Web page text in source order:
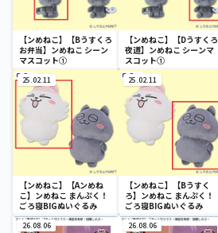
【ンめねこ】【Bうすくろ
お弁当】ンめねこ シーン
マスコット①
【ンめねこ】【Dうすくろ
夜道】ンめねこ シーンマ
スコット①
25.02.11
【ンめねこ】【Aンめね
こ】ンめねこ まんぷく！
ごろ寝BIGぬいぐるみ
25.02.11
【ンめねこ】【Bうすく
ろ】ンめねこ まんぷく！
ごろ寝BIGぬいぐるみ
26.08.06 26.08.06